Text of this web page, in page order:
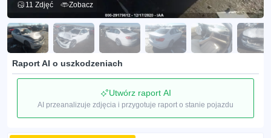
11 Zdjęć Zobacz
Raport AI o uszkodzeniach
Utwórz raport AI
AI przeanalizuje zdjęcia i przygotuje raport o stanie pojazdu